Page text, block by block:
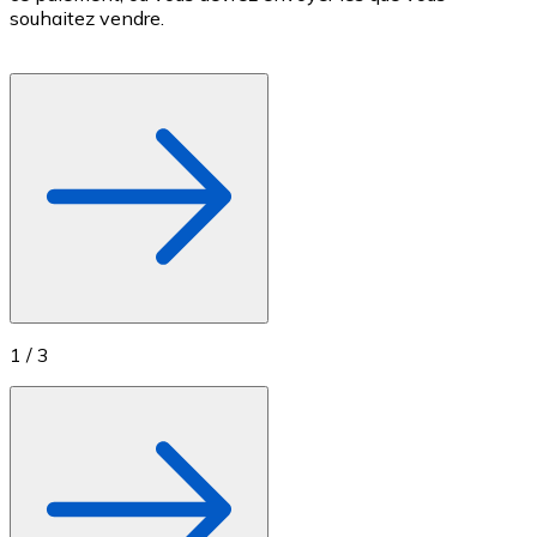
Achetez des cartes-cadeaux de vos marques
Aller à la boutique de cartes-cadeaux
souhaitez vendre.
1 / 3